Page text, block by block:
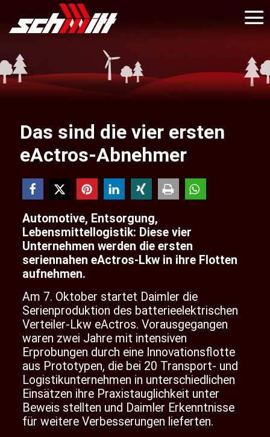
Das sind die vier ersten
eActros-Abnehmer
Automotive, Entsorgung,
Lebensmittellogistik: Diese vier
Unternehmen werden die ersten
seriennahen eActros-Lkw in ihre Flotten
aufnehmen.
Am 7. Oktober startet Daimler die
Serienproduktion des batterieelektrischen
Verteiler-Lkw eActros. Vorausgegangen
waren zwei Jahre mit intensiven
Erprobungen durch eine Innovationsflotte
aus Prototypen, die bei 20 Transport- und
Logistikunternehmen in unterschiedlichen
Einsätzen ihre Praxistauglichkeit unter
Beweis stellten und Daimler Erkenntnisse
für weitere Verbesserungen lieferten.